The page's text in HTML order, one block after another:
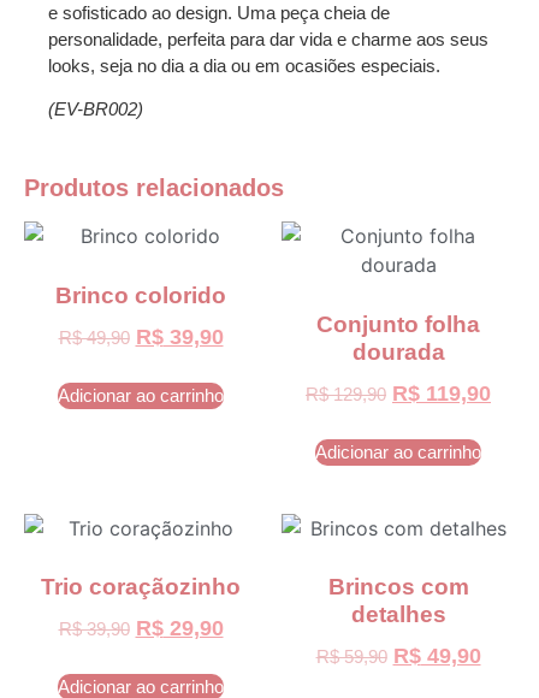
e sofisticado ao design. Uma peça cheia de
personalidade, perfeita para dar vida e charme aos seus
looks, seja no dia a dia ou em ocasiões especiais.
(EV-BR002)
Produtos relacionados
Brinco colorido
R$49,90 R$39,90
Adicionar ao carrinho
Conjunto folha
dourada
R$129,90 R$ 119,90
Adicionar ao carrinho
Trio coraçãozinho
R$39,90 R$29,90
Adicionar ao carrinho
Brincos com
detalhes
R$59,90 R$49,90